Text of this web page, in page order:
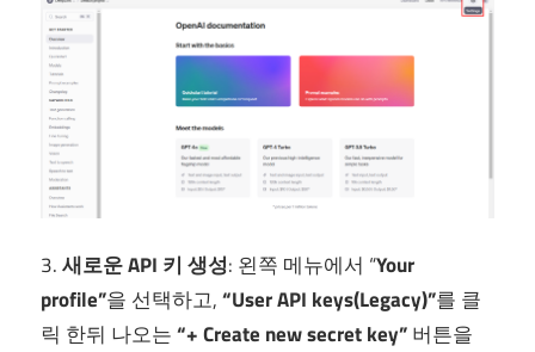
3.새로운 API 키 생성: 왼쪽 메뉴에서 “Your
profile”을 선택하고,“User API keys(Legacy)”를 클
릭 한뒤 나오는“+ Create new secret key”버튼을